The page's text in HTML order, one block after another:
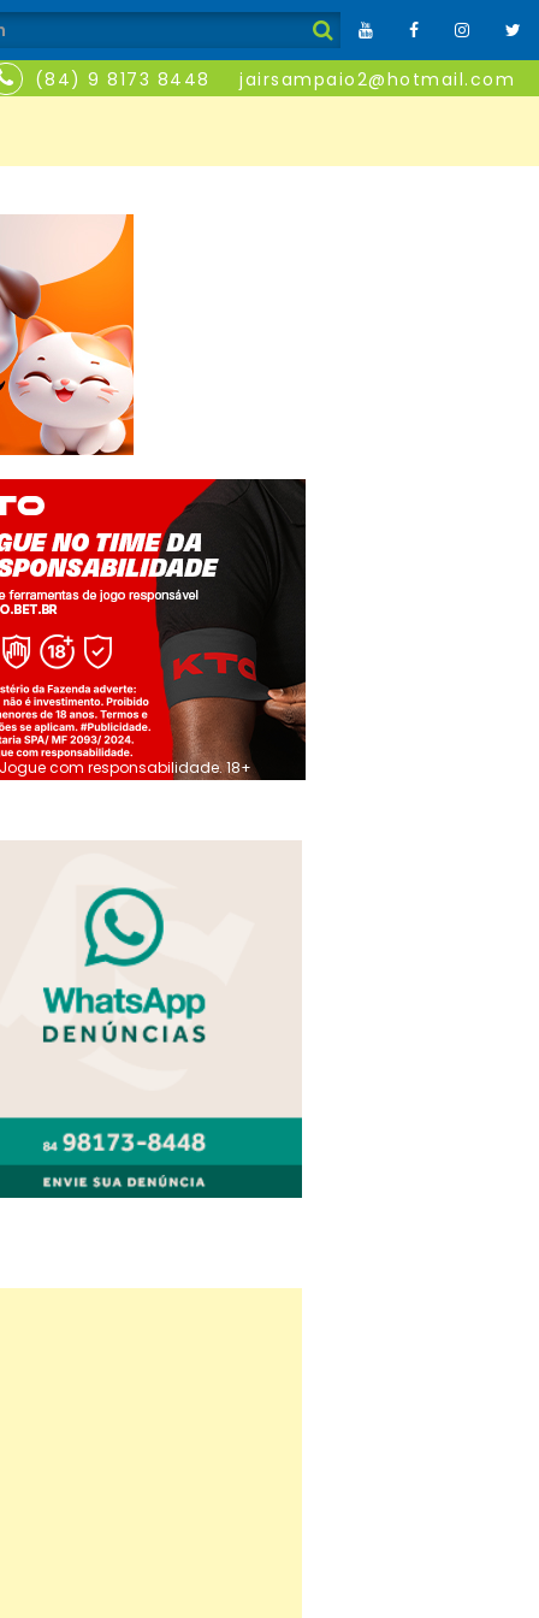
(84) 9 8173 8448 jairsampaio2@hotmail.com
Jogue com responsabilidade. 18+